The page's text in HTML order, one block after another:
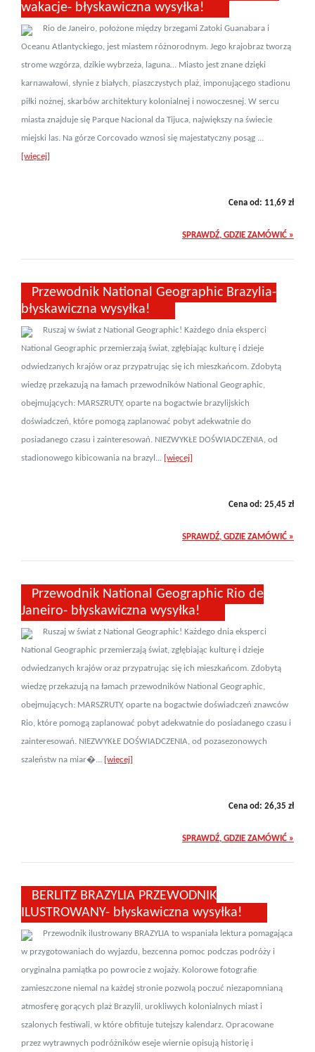
wakacje- błyskawiczna wysyłka!
Rio de Janeiro, położone między brzegami Zatoki Guanabara i
Oceanu Atlantyckiego, jest miastem różnorodnym. Jego krajobraz tworzą
strome wzgórza, dzikie wybrzeża, laguna… Miasto jest znane dzięki
karnawałowi, słynie z białych, piaszczystych plaż, imponującego stadionu
piłki nożnej, skarbów architektury kolonialnej i nowoczesnej. W sercu
miasta znajduje się Parque Nacional da Tijuca, największy na świecie
miejski las. Na górze Corcovado wznosi się majestatyczny posąg ...
[więcej]
Cena od: 11,69 zł
SPRAWDŹ, GDZIE ZAMÓWIĆ »
Przewodnik National Geographic Brazylia-
błyskawiczna wysyłka!
Ruszaj w świat z National Geographic! Każdego dnia eksperci
National Geographic przemierzają świat, zgłębiając kulturę i dzieje
odwiedzanych krajów oraz przypatrując się ich mieszkańcom. Zdobytą
wiedzę przekazują na łamach przewodników National Geographic,
obejmujących: MARSZRUTY, oparte na bogactwie brazylijskich
doświadczeń, które pomogą zaplanować pobyt adekwatnie do
posiadanego czasu i zainteresowań. NIEZWYKŁE DOŚWIADCZENIA, od
stadionowego kibicowania na brazyl... [więcej]
Cena od: 25,45 zł
SPRAWDŹ, GDZIE ZAMÓWIĆ »
Przewodnik National Geographic Rio de
Janeiro- błyskawiczna wysyłka!
Ruszaj w świat z National Geographic! Każdego dnia eksperci
National Geographic przemierzają świat, zgłębiając kulturę i dzieje
odwiedzanych krajów oraz przypatrując się ich mieszkańcom. Zdobytą
wiedzę przekazują na łamach przewodników National Geographic,
obejmujących: MARSZRUTY, oparte na bogactwie doświadczeń znawców
Rio, które pomogą zaplanować pobyt adekwatnie do posiadanego czasu i
zainteresowań. NIEZWYKŁE DOŚWIADCZENIA, od pozasezonowych
szaleństw na miar�... [więcej]
Cena od: 26,35 zł
SPRAWDŹ, GDZIE ZAMÓWIĆ »
BERLITZ BRAZYLIA PRZEWODNIK
ILUSTROWANY- błyskawiczna wysyłka!
Przewodnik ilustrowany BRAZYLIA to wspaniała lektura pomagająca
w przygotowaniach do wyjazdu, bezcenna pomoc podczas podróży i
oryginalna pamiątka po powrocie z wojaży. Kolorowe fotografie
zamieszczone niemal na każdej stronie pozwolą poczuć niezapomnianą
atmosferę gorących plaż Brazylii, urokliwych kolonialnych miast i
szalonych festiwali, w które obfituje tutejszy kalendarz. Opracowane
przez wytrawnych podróżników eseje wiernie opisują historię i